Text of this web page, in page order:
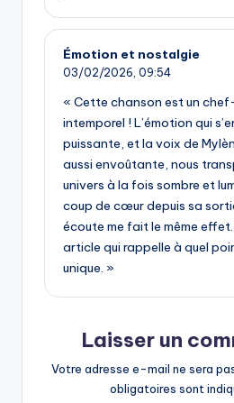
Émotion et nostalgie
03/02/2026, 09:54
« Cette chanson est un
intemporel ! L’émotion qui
puissante, et la voix de
aussi envoûtante, nous
univers à la fois sombre et
coup de cœur depuis sa
écoute me fait le même
article qui rappelle à quel
unique. »
Laisser un
Votre adresse e-mail ne sera
obligatoires sont